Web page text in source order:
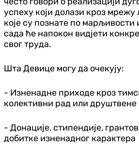
успеху који долази кроз мрежу
које су познате по марљивости
сада ће напокон видјети
свог труда.
Шта Девице могу да очекују:
- Изненадне приходе кроз
колективни рад или
- Донације, стипендије,
добитке изненадног карактера